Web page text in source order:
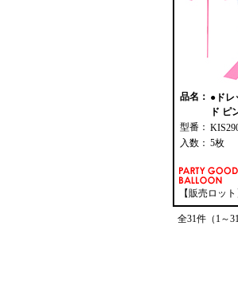
品名： ●ドレ
ド ピ
型番：
入数： 5枚
【販売ロッ
全31件（1～